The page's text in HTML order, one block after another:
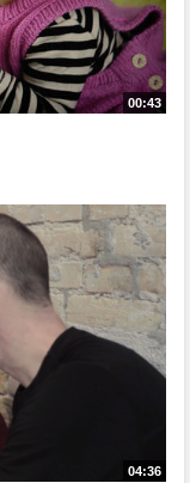
00:43
04:36